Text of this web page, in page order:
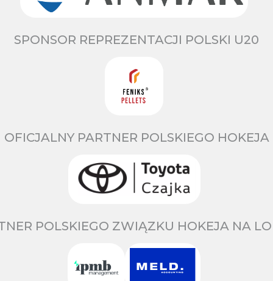
SPONSOR REPREZENTACJI POLSKI U20
OFICJALNY PARTNER POLSKIEGO HOKEJA
POLSKIEGO ZWIĄZKU HOKEJA NA